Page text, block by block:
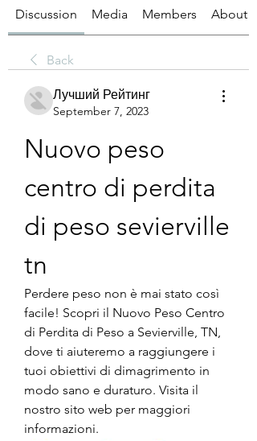
Discussion Media Members About
Back
Лучший Рейтинг
September 7, 2023
Nuovo peso
centro di perdita
di peso sevierville
tn
Perdere peso non è mai stato così
facile! Scopri il Nuovo Peso Centro
di Perdita di Peso a Sevierville, TN,
dove ti aiuteremo a raggiungere i
tuoi obiettivi di dimagrimento in
modo sano e duraturo. Visita il
nostro sito web per maggiori
informazioni.